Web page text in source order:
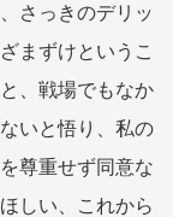
さっきのデリッ
まずけというこ
、戦場でもなか
いと悟り、私の
尊重せず同意な
しい、これから